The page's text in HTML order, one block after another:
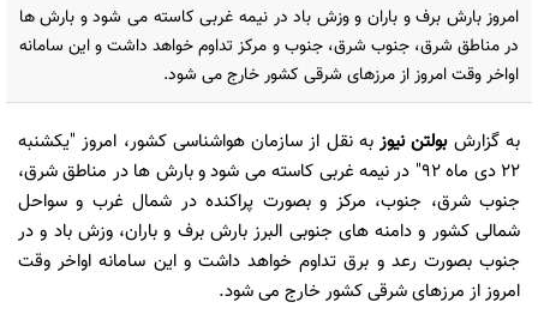
امروز بارش برف و باران و وزش باد در نیمه غربی کاسته می شود و بارش ها
در مناطق شرق، جنوب شرق، جنوب و مرکز تداوم خواهد داشت و این سامانه
اواخر وقت امروز از مرزهای شرقی کشور خارج می شود.
به گزارشبولتن نیوزبه نقل از سازمان هواشناسی کشور، امروز "یکشنبه
22 دی ماه 92" در نیمه غربی کاسته می شود و بارش ها در مناطق شرق،
جنوب شرق، جنوب، مرکز و بصورت پراکنده در شمال غرب و سواحل
شمالی کشور و دامنه های جنوبی البرز بارش برف و باران، وزش باد و در
جنوب بصورت رعد و برق تداوم خواهد داشت و این سامانه اواخر وقت
امروز از مرزهای شرقی کشور خارج می شود.